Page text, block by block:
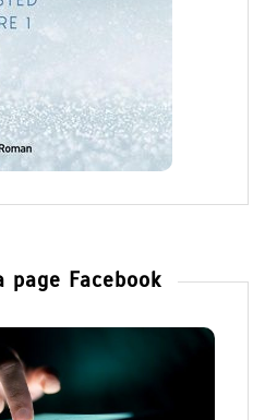
page Facebook